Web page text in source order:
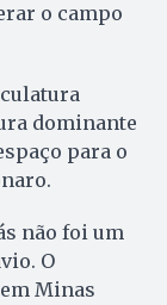
o campo
dominante
para o
não foi um
O
Minas